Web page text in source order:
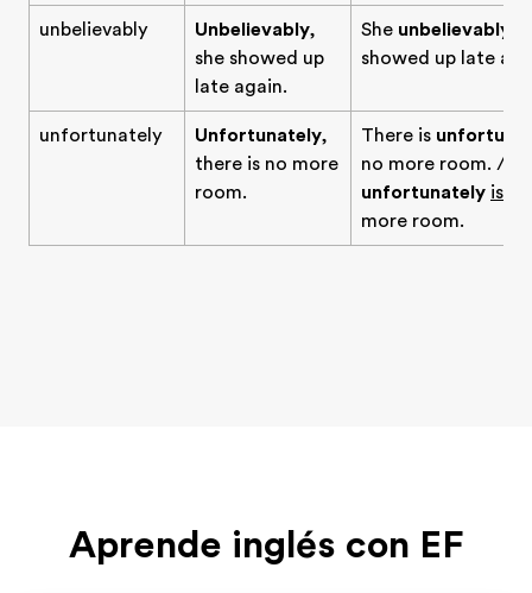
unbelievably Unbelievably,
she showed up
late again.
She unbelievably
showed up late
unfortunately Unfortunately,
there is no more
room.
There is
no more room. /
unfortunately is
more room.
Aprende inglés con EF